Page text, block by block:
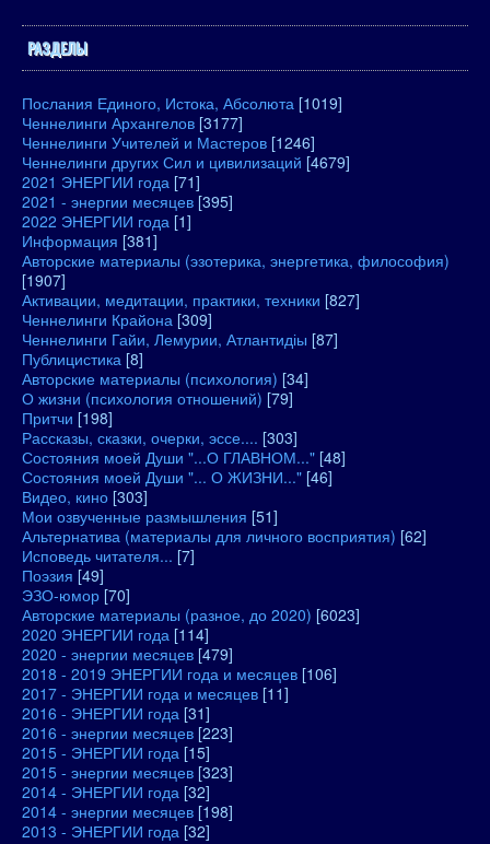
РАЗДЕЛЫ
Послания Единого, Истока, Абсолюта [1019]
Ченнелинги Архангелов [3177]
Ченнелинги Учителей и Мастеров [1246]
Ченнелинги других Сил и цивилизаций [4679]
2021 ЭНЕРГИИ года [71]
2021 - энергии месяцев [395]
2022 ЭНЕРГИИ года [1]
Информация [381]
Авторские материалы (эзотерика, энергетика, философия)
[1907]
Активации, медитации, практики, техники [827]
Ченнелинги Крайона [309]
Ченнелинги Гайи, Лемурии, Атлантидіы [87]
Публицистика [8]
Авторские материалы (психология) [34]
О жизни (психология отношений) [79]
Притчи [198]
Рассказы, сказки, очерки, эссе.... [303]
Состояния моей Души "...О ГЛАВНОМ..." [48]
Состояния моей Души "... О ЖИЗНИ..." [46]
Видео, кино [303]
Мои озвученные размышления [51]
Альтернатива (материалы для личного восприятия) [62]
Исповедь читателя... [7]
Поэзия [49]
ЭЗО-юмор [70]
Авторские материалы (разное, до 2020) [6023]
2020 ЭНЕРГИИ года [114]
2020 - энергии месяцев [479]
2018 - 2019 ЭНЕРГИИ года и месяцев [106]
2017 - ЭНЕРГИИ года и месяцев [11]
2016 - ЭНЕРГИИ года [31]
2016 - энергии месяцев [223]
2015 - ЭНЕРГИИ года [15]
2015 - энергии месяцев [323]
2014 - ЭНЕРГИИ года [32]
2014 - энергии месяцев [198]
2013 - ЭНЕРГИИ года [32]